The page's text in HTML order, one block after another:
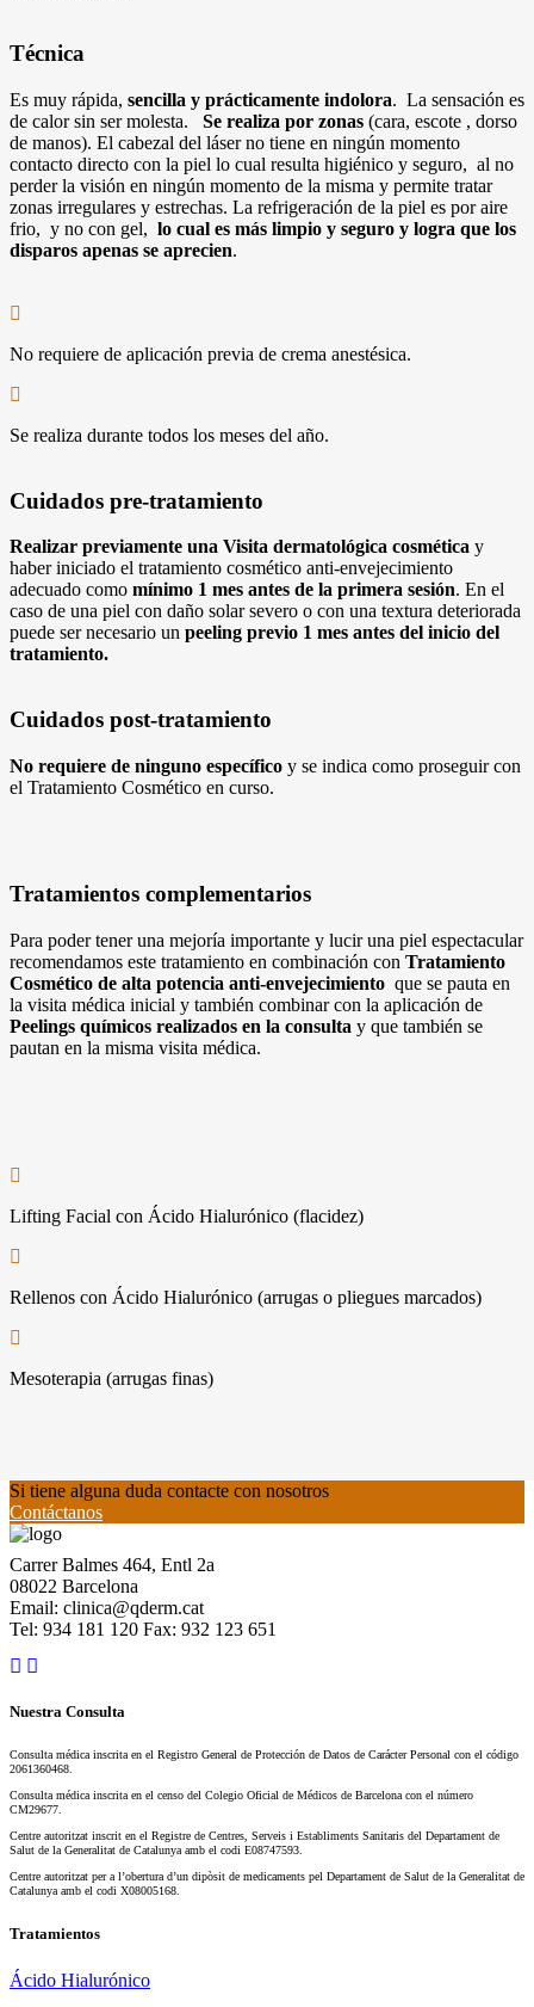
Técnica
Es muy rápida, sencilla y prácticamente indolora. La sensación es
de calor sin ser molesta. Se realiza por zonas (cara, escote , dorso
de manos). El cabezal del láser no tiene en ningún momento
contacto directo con la piel lo cual resulta higiénico y seguro, al no
perder la visión en ningún momento de la misma y permite tratar
zonas irregulares y estrechas. La refrigeración de la piel es por aire
frio, y no con gel, lo cual es más limpio y seguro y logra que los
disparos apenas se aprecien.
No requiere de aplicación previa de crema anestésica.
Se realiza durante todos los meses del año.
Cuidados pre-tratamiento
Realizar previamente una Visita dermatológica cosmética y
haber iniciado el tratamiento cosmético anti-envejecimiento
adecuado como mínimo 1 mes antes de la primera sesión. En el
caso de una piel con daño solar severo o con una textura deteriorada
puede ser necesario un peeling previo 1 mes antes del inicio del
tratamiento.
Cuidados post-tratamiento
No requiere de ninguno específico y se indica como proseguir con
el Tratamiento Cosmético en curso.
Tratamientos complementarios
Para poder tener una mejoría importante y lucir una piel espectacular
recomendamos este tratamiento en combinación con Tratamiento
Cosmético de alta potencia anti-envejecimiento que se pauta en
la visita médica inicial y también combinar con la aplicación de
Peelings químicos realizados en la consulta y que también se
pautan en la misma visita médica.
Lifting Facial con Ácido Hialurónico (flacidez)
Rellenos con Ácido Hialurónico (arrugas o pliegues marcados)
Mesoterapia (arrugas finas)
Si tiene alguna duda contacte con nosotros
Contáctanos
Carrer Balmes 464, Entl 2a
08022 Barcelona
Email: clinica@qderm.cat
Tel: 934 181 120 Fax: 932 123 651
Nuestra Consulta
Consulta médica inscrita en el Registro General de Protección de Datos de Carácter Personal con el código
2061360468.
Consulta médica inscrita en el censo del Colegio Oficial de Médicos de Barcelona con el número
CM29677.
Centre autoritzat inscrit en el Registre de Centres, Serveis i Establiments Sanitaris del Departament de
Salut de la Generalitat de Catalunya amb el codi E08747593.
Centre autoritzat per a l’obertura d’un dipòsit de medicaments pel Departament de Salut de la Generalitat de
Catalunya amb el codi X08005168.
Tratamientos
Ácido Hialurónico